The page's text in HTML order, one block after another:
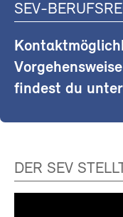
SEV-
findest du
DER SEV